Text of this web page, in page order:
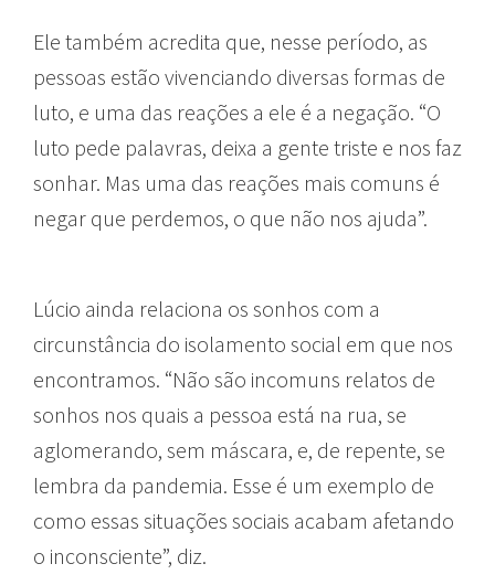
Ele também acredita que, nesse período, as
pessoas estão vivenciando diversas formas de
luto, e uma das reações a ele é a negação. “O
luto pede palavras, deixa a gente triste e nos faz
sonhar. Mas uma das reações mais comuns é
negar que perdemos, o que não nos ajuda”.
Lúcio ainda relaciona os sonhos com a
circunstância do isolamento social em que nos
encontramos. “Não são incomuns relatos de
sonhos nos quais a pessoa está na rua, se
aglomerando, sem máscara, e, de repente, se
lembra da pandemia. Esse é um exemplo de
como essas situações sociais acabam afetando
o inconsciente”, diz.